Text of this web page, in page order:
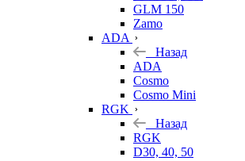
GLM 150
Zamo
ADA
Назад
ADA
Cosmo
Cosmo Mini
RGK
Назад
RGK
D30, 40, 50